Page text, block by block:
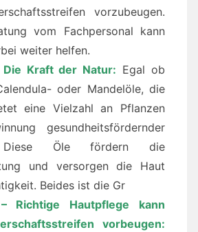
vorzubeugen.
vom Fachpersonal kann
weiter helfen.
Die Kraft der Natur: Egal ob
oder Mandelöle, die
eine Vielzahl an Pflanzen
gesundheitsfördernder
Öle fördern die
und versorgen die Haut
Beides ist die Gr
Richtige Hautpflege kann
vorbeugen: